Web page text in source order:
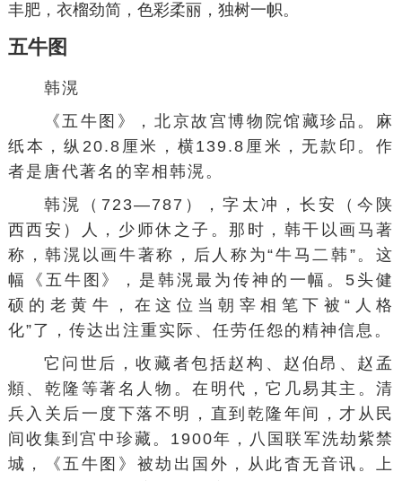
丰肥，衣榴劲简，色彩柔丽，独树一帜。
五牛图
韩滉
《五牛图》，北京故宫博物院馆藏珍品。麻
纸本，纵20.8厘米，横139.8厘米，无款印。作
者是唐代著名的宰相韩滉。
韩滉（723―787），字太冲，长安（今陕
西西安 ）人，少师休之子。那时， 韩干 以画马著
称，韩滉以画牛著称，后人称为“牛马二韩”。这
幅《五牛图》，是韩滉最为传神的一幅。5头健
硕的老黄牛，在这位当朝宰相笔下被“人格
化”了，传达出注重实际、任劳任怨的精神信息 。
它问世后，收藏者包括赵构 、赵伯昂、 赵孟
頫 、乾隆等著名人物。在明代，它几易其主。清
兵入关 后一度下落不明，直到乾隆年间，才从民
间收集到宫中珍藏。1900年， 八国联军洗劫紫禁
城 ，《五牛图 》被劫出国外，从此杳无音讯。上